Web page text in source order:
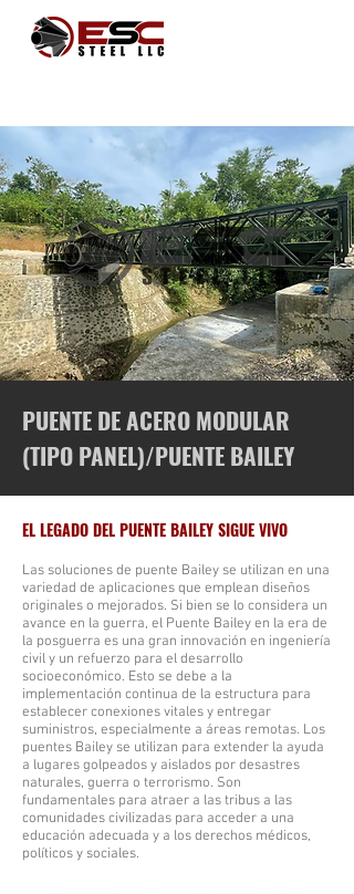
PUENTE DE ACERO MODULAR
(TIPO PANEL)/PUENTE BAILEY
EL LEGADO DEL PUENTE BAILEY SIGUE VIVO
Las soluciones de puente Bailey se utilizan en una
variedad de aplicaciones que emplean diseños
originales o mejorados. Si bien se lo considera un
avance en la guerra, el Puente Bailey en la era de
la posguerra es una gran innovación en ingeniería
civil y un refuerzo para el desarrollo
socioeconómico. Esto se debe a la
implementación continua de la estructura para
establecer conexiones vitales y entregar
suministros, especialmente a áreas remotas. Los
puentes Bailey se utilizan para extender la ayuda
a lugares golpeados y aislados por desastres
naturales, guerra o terrorismo. Son
fundamentales para atraer a las tribus a las
comunidades civilizadas para acceder a una
educación adecuada y a los derechos médicos,
políticos y sociales.